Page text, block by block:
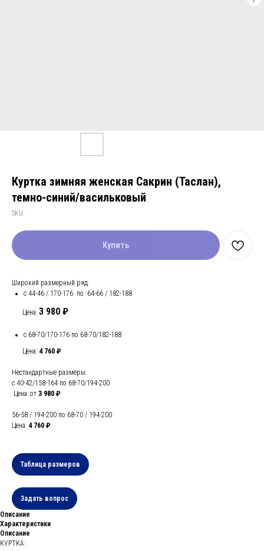
Куртка зимняя женская Сакрин (Таслан),
темно-синий/васильковый
SKU:
Купить
Широкий размерный ряд:
с 44-46 / 170-176 по 64-66 / 182-188
Цена: 3 980 ₽
с 68-70/170-176 по 68-70/182-188
Цена: 4 760 ₽
Нестандартные размеры:
с 40-42/158-164 по 68-70/194-200
Цена: от 3 980 ₽
56-58 / 194-200 по 68-70 / 194-200
Цена: 4 760 ₽
Таблица размеров
Задать вопрос
Описание
Характеристики
Описание
КУРТКА: